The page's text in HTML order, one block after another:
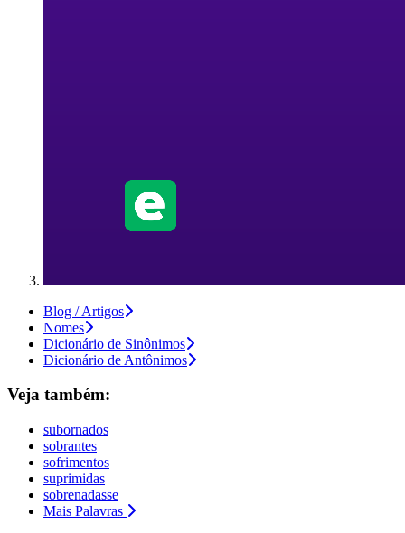
Blog / Artigos
Nomes
Dicionário de Sinônimos
Dicionário de Antônimos
Veja também:
subornados
sobrantes
sofrimentos
suprimidas
sobrenadasse
Mais Palavras